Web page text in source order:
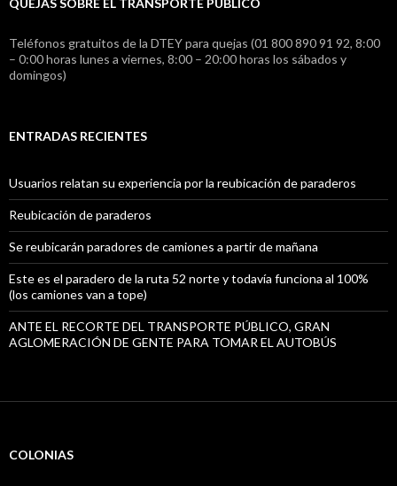
QUEJAS SOBRE EL TRANSPORTE PUBLICO
Teléfonos gratuitos de la DTEY para quejas (01 800 890 91 92, 8:00
– 0:00 horas lunes a viernes, 8:00 – 20:00 horas los sábados y
domingos)
ENTRADAS RECIENTES
Usuarios relatan su experiencia por la reubicación de paraderos
Reubicación de paraderos
Se reubicarán paradores de camiones a partir de mañana
Este es el paradero de la ruta 52 norte y todavía funciona al 100%
(los camiones van a tope)
ANTE EL RECORTE DEL TRANSPORTE PÚBLICO, GRAN
AGLOMERACIÓN DE GENTE PARA TOMAR EL AUTOBÚS
COLONIAS